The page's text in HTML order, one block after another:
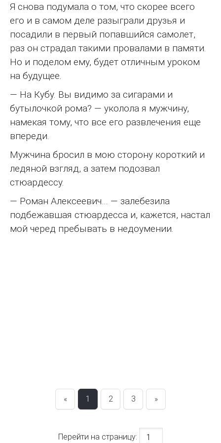
Я снова подумала о том, что скорее всего
его и в самом деле разыграли друзья и
посадили в первый попавшийся самолет,
раз он страдал такими провалами в памяти.
Но и поделом ему, будет отличным уроком
на будущее.
— На Кубу. Вы видимо за сигарами и
бутылочкой рома? — уколола я мужчину,
намекая тому, что все его развлечения еще
впереди.
Мужчина бросил в мою сторону короткий и
ледяной взгляд, а затем подозвал
стюардессу.
— Роман Алексеевич… — залебезила
подбежавшая стюардесса и, кажется, настал
мой черед пребывать в недоумении.
« 1 2 3 »
Перейти на страницу: